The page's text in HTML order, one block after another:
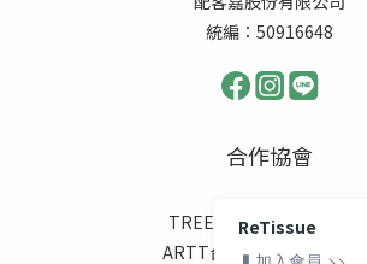
統編：50916648
合作協會
TREES FOR THE FUTURE
ARTT台灣動物緊急救援小組
ReTissue